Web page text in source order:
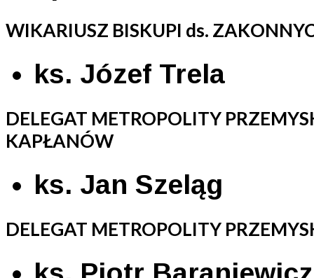
WIKARIUSZ BISKUPI ds.
ks. Józef Trela
DELEGAT METROPOLITY
KAPŁANÓW
ks. Jan Szeląg
DELEGAT METROPOLITY